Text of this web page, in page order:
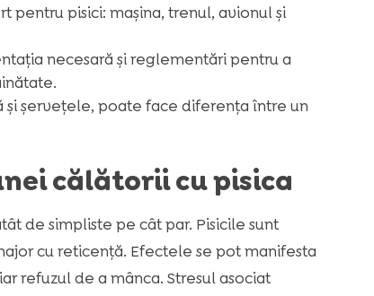
pisici: mașina, trenul, avionul și
necesară și reglementări pentru a
și șervețele, poate face diferența între un
călătorii cu pisica
de simpliste pe cât par. Pisicile sunt
cu reticență. Efectele se pot manifesta
refuzul de a mânca. Stresul asociat